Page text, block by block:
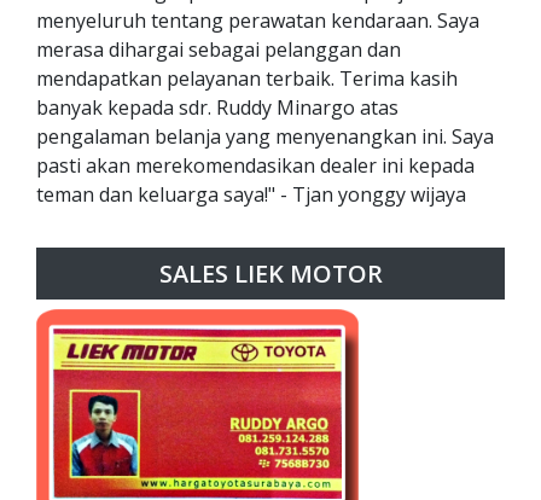
menyeluruh tentang perawatan kendaraan. Saya
merasa dihargai sebagai pelanggan dan
mendapatkan pelayanan terbaik. Terima kasih
banyak kepada sdr. Ruddy Minargo atas
pengalaman belanja yang menyenangkan ini. Saya
pasti akan merekomendasikan dealer ini kepada
teman dan keluarga saya!" - Tjan yonggy wijaya
SALES LIEK MOTOR